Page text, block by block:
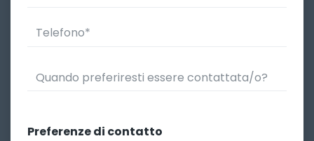
Preferenze di contatto